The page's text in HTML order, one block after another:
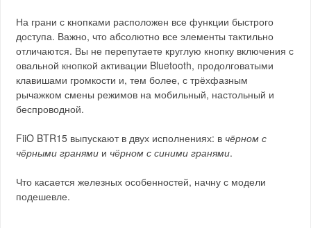
На грани с кнопками расположен все функции быстрого
доступа. Важно, что абсолютно все элементы тактильно
отличаются. Вы не перепутаете круглую кнопку включения с
овальной кнопкой активации Bluetooth, продолговатыми
клавишами громкости и, тем более, с трёхфазным
рычажком смены режимов на мобильный, настольный и
беспроводной.
FiiO BTR15 выпускают в двух исполнениях: в чёрном с
чёрными гранями и чёрном с синими гранями.
Что касается железных особенностей, начну с модели
подешевле.